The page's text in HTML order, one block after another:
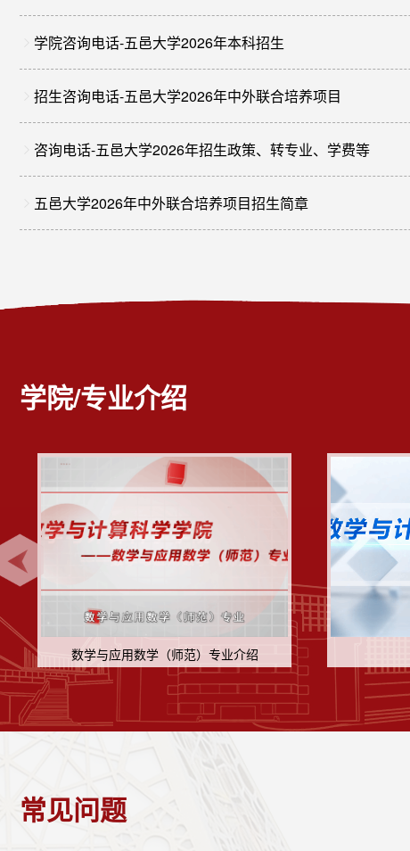
学院咨询电话-五邑大学2026年本科招生
招生咨询电话-五邑大学2026年中外联合培养项目
咨询电话-五邑大学2026年招生政策、转专业、学费等
五邑大学2026年中外联合培养项目招生简章
学院/专业介绍
数学与应用数学（师范）专业介绍
常见问题